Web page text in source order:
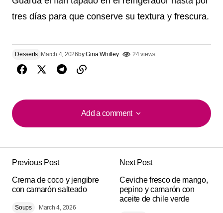
tres días para que conserve su textura y frescura.
Desserts March 4, 2026byGina Whitley 24 views
Add a comment
Add a comment
Required fields are marked*
Comment*
Previous Post
Crema de coco y jengibre
con camarón salteado
Soups March 4, 2026
Next Post
Ceviche fresco de mango,
pepino y camarón con
aceite de chile verde